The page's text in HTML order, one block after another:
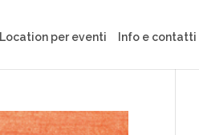
Location per eventi Info e contatti